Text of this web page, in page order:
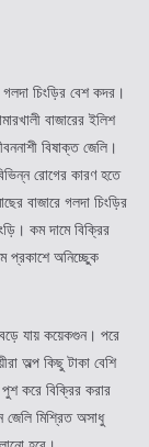
গলদা চিংড়ির বেশ কদর।
বাজারের ইলিশ
বিষাক্ত জেলি।
রোগের কারণ হতে
বাজারে গলদা চিংড়ির
কম দামে বিক্রির
প্রকাশে অনিচ্ছেুক
যায় কয়েকগুন। পরে
অল্প কিছু টাকা বেশি
করে বিক্রির করার
জেলি মিশ্রিত অসাধু